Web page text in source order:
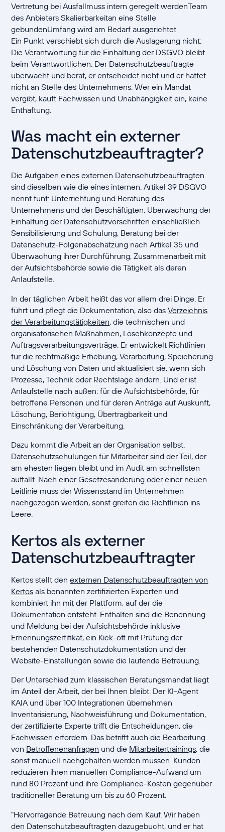
Vertretung bei Ausfallmuss intern geregelt werdenTeam
des Anbieters Skalierbarkeitan eine Stelle
gebundenUmfang wird am Bedarf ausgerichtet
Ein Punkt verschiebt sich durch die Auslagerung nicht:
Die Verantwortung für die Einhaltung der DSGVO bleibt
beim Verantwortlichen. Der Datenschutzbeauftragte
überwacht und berät, er entscheidet nicht und er haftet
nicht an Stelle des Unternehmens. Wer ein Mandat
vergibt, kauft Fachwissen und Unabhängigkeit ein, keine
Enthaftung.
Was macht ein externer
Datenschutzbeauftragter?
Die Aufgaben eines externen Datenschutzbeauftragten
sind dieselben wie die eines internen. Artikel 39 DSGVO
nennt fünf: Unterrichtung und Beratung des
Unternehmens und der Beschäftigten, Überwachung der
Einhaltung der Datenschutzvorschriften einschließlich
Sensibilisierung und Schulung, Beratung bei der
Datenschutz-Folgenabschätzung nach Artikel 35 und
Überwachung ihrer Durchführung, Zusammenarbeit mit
der Aufsichtsbehörde sowie die Tätigkeit als deren
Anlaufstelle.
In der täglichen Arbeit heißt das vor allem drei Dinge. Er
führt und pflegt die Dokumentation, also dasVerzeichnis
der Verarbeitungstätigkeiten, die technischen und
organisatorischen Maßnahmen, Löschkonzepte und
Auftragsverarbeitungsverträge. Er entwickelt Richtlinien
für die rechtmäßige Erhebung, Verarbeitung, Speicherung
und Löschung von Daten und aktualisiert sie, wenn sich
Prozesse, Technik oder Rechtslage ändern. Und er ist
Anlaufstelle nach außen: für die Aufsichtsbehörde, für
betroffene Personen und für deren Anträge auf Auskunft,
Löschung, Berichtigung, Übertragbarkeit und
Einschränkung der Verarbeitung.
Dazu kommt die Arbeit an der Organisation selbst.
Datenschutzschulungen für Mitarbeiter sind der Teil, der
am ehesten liegen bleibt und im Audit am schnellsten
auffällt. Nach einer Gesetzesänderung oder einer neuen
Leitlinie muss der Wissensstand im Unternehmen
nachgezogen werden, sonst greifen die Richtlinien ins
Leere.
Kertos als externer
Datenschutzbeauftragter
Kertos stellt denexternen Datenschutzbeauftragten von
Kertos als benannten zertifizierten Experten und
kombiniert ihn mit der Plattform, auf der die
Dokumentation entsteht. Enthalten sind die Benennung
und Meldung bei der Aufsichtsbehörde inklusive
Ernennungszertifikat, ein Kick-off mit Prüfung der
bestehenden Datenschutzdokumentation und der
Website-Einstellungen sowie die laufende Betreuung.
Der Unterschied zum klassischen Beratungsmandat liegt
im Anteil der Arbeit, der bei Ihnen bleibt. Der KI-Agent
KAIA und über 100 Integrationen übernehmen
Inventarisierung, Nachweisführung und Dokumentation,
der zertifizierte Experte trifft die Entscheidungen, die
Fachwissen erfordern. Das betrifft auch die Bearbeitung
von Betroffenenanfragen und die Mitarbeitertrainings, die
sonst manuell nachgehalten werden müssen. Kunden
reduzieren ihren manuellen Compliance-Aufwand um
rund 80 Prozent und ihre Compliance-Kosten gegenüber
traditioneller Beratung um bis zu 60 Prozent.
"Hervorragende Betreuung nach dem Kauf. Wir haben
den Datenschutzbeauftragten dazugebucht, und er hat